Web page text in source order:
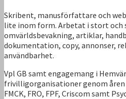
Skribent, manusförfattare och
lite inom form. Arbetat i stort och
omvärldsbevakning, artiklar,
dokumentation, copy, annonser,
användbarhet.
Vpl GB samt engagemang i
frivilligorganisationer genom
FMCK, FRO, FPF, Criscom samt